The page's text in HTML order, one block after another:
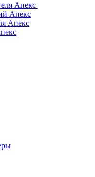
Апекс
Апекс
Апекс